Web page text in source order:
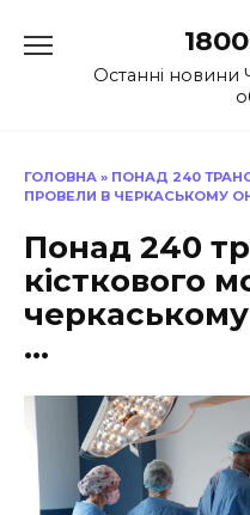
до
Останні новини
ГОЛОВНА » ПОНАД 240
ПРОВЕЛИ В ЧЕРКАСЬКОМУ
Понад 240
кісткового
…